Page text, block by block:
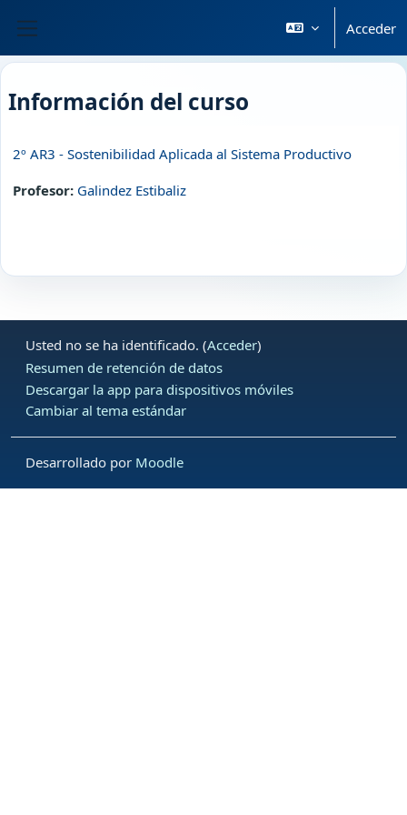
Acceder
Información del curso
2º AR3 - Sostenibilidad Aplicada al Sistema Productivo
Profesor: Galindez Estibaliz
Usted no se ha identificado. (Acceder)
Resumen de retención de datos
Descargar la app para dispositivos móviles
Cambiar al tema estándar
Desarrollado por Moodle